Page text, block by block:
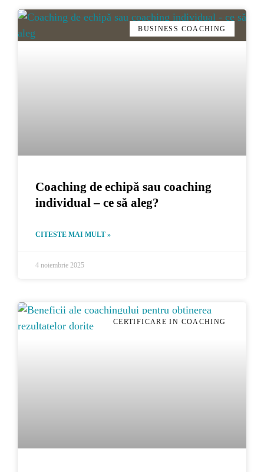
BUSINESS COACHING
Coaching de echipă sau coaching
individual – ce să aleg?
CITESTE MAI MULT »
4 noiembrie 2025
CERTIFICARE IN COACHING